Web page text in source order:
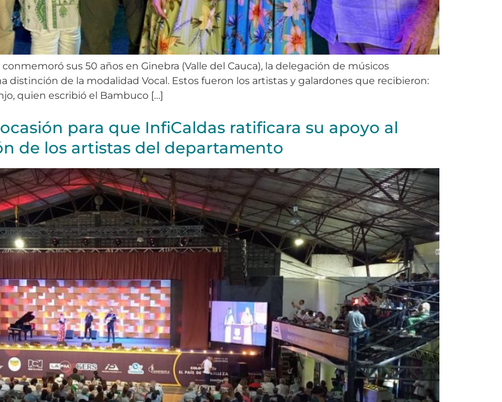
sus 50 años en Ginebra (Valle del Cauca), la delegación de músicos
de la modalidad Vocal. Estos fueron los artistas y galardones que recibieron:
quien escribió el Bambuco […]
para que InfiCaldas ratificara su apoyo al
de los artistas del departamento